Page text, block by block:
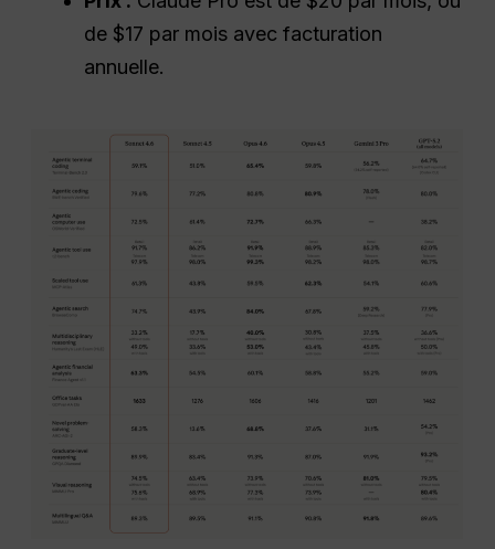
de $17 par mois avec facturation
annuelle.